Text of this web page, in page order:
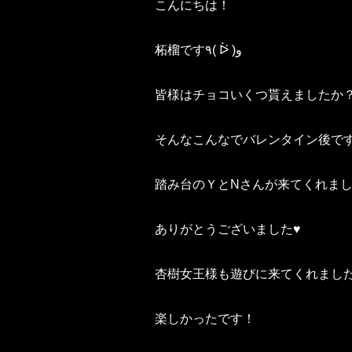
こんにちは！
柘榴です٩( ᐖ )و
皆様はチョコいくつ貰えましたか？
そんなこんなでバレンタイン後で
踏み台のＹとNさんが来てくれまし
ありがとうございました♥️
杏樹女王様も遊びに来てくれまし
楽しかったです！